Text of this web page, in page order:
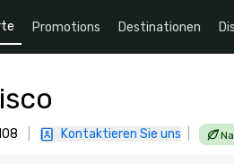
Promotions Destinationen
Kontaktieren Sie uns